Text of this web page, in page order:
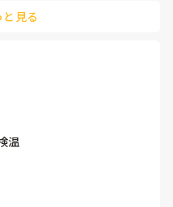
ですが、担任4人部屋にい
レにつく）。その間、子
たらかし。私が1人で全
人（1人は、行事準備の
帯状態。
ッカーに向かって走りジャ
で走ってジャンプしてい
にすべきだと思いました！
思いました！
見る
温
も下がったので登園。